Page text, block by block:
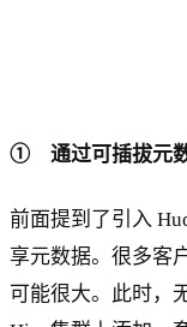
① 通过可插拔元
前面提到了引入
享元数据。很多客
可能很大。此时，